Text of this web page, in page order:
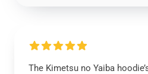
The Kimetsu no Yaiba